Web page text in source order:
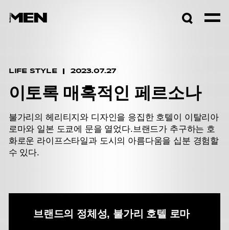
LIFE STYLE 2023.07.27
이토록 매혹적인 페르소나
불가리의 헤리티지와 디자인을 응집한 호텔이 이탈리아
로마와 일본 도쿄에 문을 열었다.브랜드가 추구하는 호
화로운 라이프스타일과 도시의 아름다움을 십분 경험할
수 있다.
브랜드의 정체성, 불가리 호텔 로마